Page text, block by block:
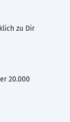
zu Dir
20.000